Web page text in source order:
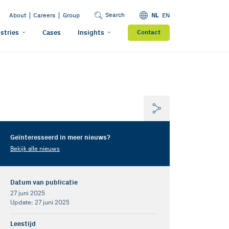
About Careers Group Search NL EN
Cases Insights Contact
Geïnteresseerd in meer nieuws?
Bekijk alle nieuws
Datum van publicatie
27 juni 2025
Update: 27 juni 2025
Leestijd